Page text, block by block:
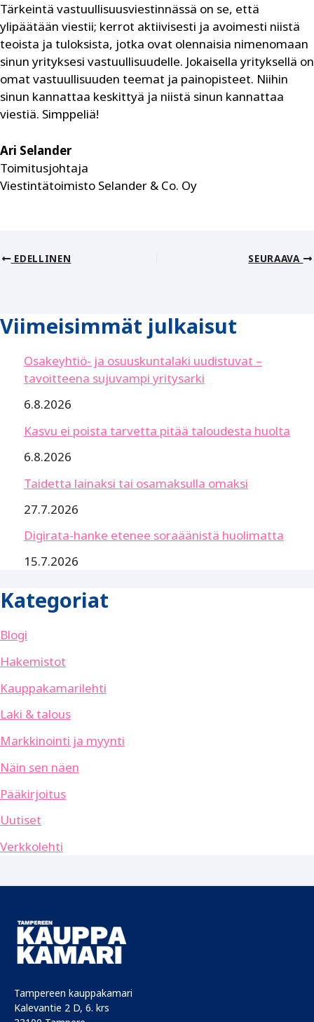
Tärkeintä vastuullisuusviestinnässä on se, että
ylipäätään viestii; kerrot aktiivisesti ja avoimesti niistä
teoista ja tuloksista, jotka ovat olennaisia nimenomaan
sinun yrityksesi vastuullisuudelle. Jokaisella yrityksellä on
omat vastuullisuuden teemat ja painopisteet. Niihin
sinun kannattaa keskittyä ja niistä sinun kannattaa
viestiä. Simppeliä!
Ari Selander
Toimitusjohtaja
Viestintätoimisto Selander & Co. Oy
EDELLINEN SEURAAVA
Viimeisimmät julkaisut
Osakeyhtiö- ja osuuskuntalaki uudistuvat –
tavoitteena sujuvampi yritysarki
6.8.2026
Kasvu ei poista tarvetta pitää taloudesta huolta
6.8.2026
Taidetta lainaksi tai osamaksulla omaksi
27.7.2026
Digirata-hanke etenee soraäänistä huolimatta
15.7.2026
Kategoriat
Blogi
Hakemistot
Kauppakamarilehti
Laki & talous
Markkinointi ja myynti
Näin sen näen
Pääkirjoitus
Uutiset
Verkkolehti
Tampereen kauppakamari
Kalevantie 2 D, 6. krs